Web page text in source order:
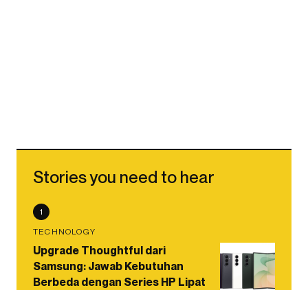
Stories you need to hear
1
TECHNOLOGY
Upgrade Thoughtful dari
Samsung: Jawab Kebutuhan
Berbeda dengan Series HP Lipat